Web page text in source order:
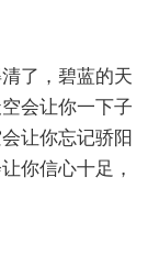
了，碧蓝的天
会让你一下子
让你忘记骄阳
你信心十足，